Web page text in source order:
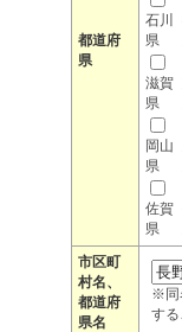
都道府
県
石川
県
滋賀
県
岡山
県
佐賀
県
市区町
村名、
都道府
県名
※同
する